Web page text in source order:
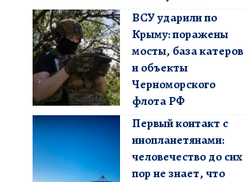
ВСУ ударили по
Крыму: поражены
мосты, база катеров
и объекты
Черноморского
флота РФ
Первый контакт с
инопланетянами:
человечество до сих
пор не знает, что